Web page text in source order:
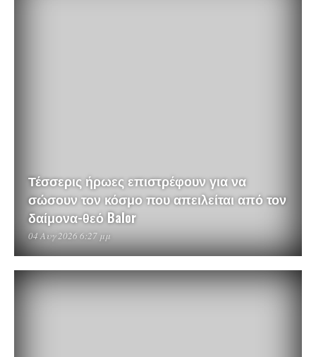
Τέσσερις ήρωες επιστρέφουν για να
σώσουν τον κόσμο που απειλείται από τον
δαίμονα-θεό Balor
04 Αυγ 2026 6:27 μμ